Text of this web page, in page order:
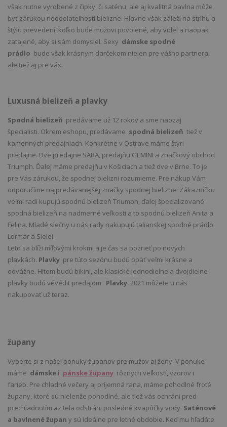
však nutne vyrobené z čipky, či saténu, ale aj kvalitná bavlna môže
byť zárukou neodolateľnosti bielizne. Hlavne však záleží na strihu a
štýlu prevedení, koľko bude mužovi povolené, aby videl a naopak
zatajené, aby si sám domyslel. Sexy dámske spodné
prádlo bude však krásnym darčekom nielen pre vášho partnera,
ale tiež aj pre vás.
Luxusná bielizeň a plavky
Spodná bielizeň predávame už 12 rokov a sme naozaj
špecialisti. Okrem eshopu, predávame spodná bielizeň tiež v
kamenných predajniach. Konkrétne v Ostrave máme štyri
predajne. Dve predajne SARA, predajňu GEMINI a značkový obchod
Triumph. Ďalej máme predajňu v Košiciach a tiež dve v Brne. To je
pre Vás zárukou, že spodnej bielizni rozumieme. Pre nákup Vám
odporučíme najpredávanejšej značky spodnej bielizne. Zákazníčku
veľmi radi kupujú spodnú bielizeň Triumph, ďalej špecializované
spodná bielizeň na nadmerné veľkosti a to spodnú bielizeň Anita a
Felina. Mladé slečny u nás rady nakupujú talianskej spodné prádlo
Lormar a Sielei.
Leto sa blíži míľovými krokmi a je čas sa pozrieť po nových
plavkách. Plavky pre túto sezónu budú opäť veľmi krásne a
odvážne. Hitom budú bikini, ale klasické jednodielne a dvojdielne
plavky budú vévédit predajom. Plavky 2021 môžete u nás
nakupovať už teraz.
župany
Vyberte si z našej ponuky županov pre mužov aj ženy. V ponuke
máme dámske i pánske župany rôznych veľkostí, vzorov i
farieb. Pre chladné večery aj príjemná rana, máme pohodlné froté
župany, ktoré sú nielenže pohodlné, ale tiež vás ochráni pred
prechladnutím az tela odstráni posledné kvapôčky vody. Saténové
a bavlnené župan y sú ideálne pre letné obdobie. Keď mu hľadáte